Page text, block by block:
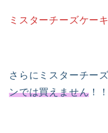
ミスターチーズケー
さらにミスターチー
ンでは買えません ！！